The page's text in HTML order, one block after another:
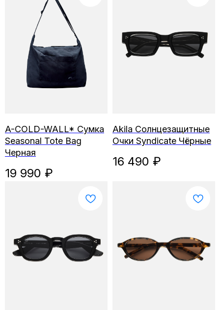
A-COLD-WALL* Сумка
Seasonal Tote Bag
Черная
19 990 ₽
Akila Солнцезащитные
Очки Syndicate Чёрные
16 490 ₽